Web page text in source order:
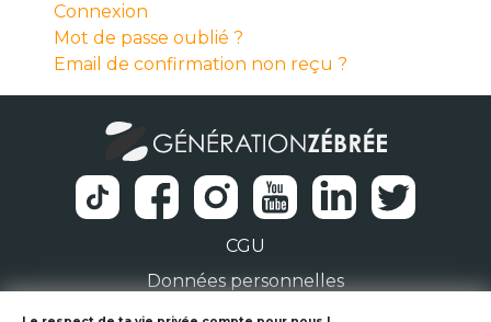
Connexion
Mot de passe oublié ?
Email de confirmation non reçu ?
CGU
Données personnelles